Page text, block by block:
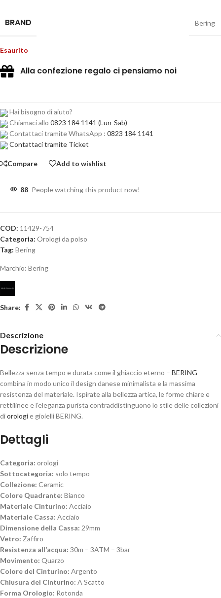
BRAND Bering
Esaurito
Alla confezione regalo ci pensiamo noi
Hai bisogno di aiuto?
Chiamaci allo 0823 184 1141 (Lun-Sab)
Contattaci tramite WhatsApp : 0823 184 1141
Contattaci tramite Ticket
Compare Add to wishlist
88 People watching this product now!
COD: 11429-754
Categoria: Orologi da polso
Tag: Bering
Marchio: Bering
Share:
Descrizione
Descrizione
Bellezza senza tempo e durata come il ghiaccio eterno – BERING
combina in modo unico il design danese minimalista e la massima
resistenza del materiale. Ispirate alla bellezza artica, le forme chiare e
rettilinee e l’eleganza purista contraddistinguono lo stile delle collezioni
diorologie gioielli BERING.
Dettagli
Categoria: orologi
Sottocategoria: solo tempo
Collezione: Ceramic
Colore Quadrante: Bianco
Materiale Cinturino: Acciaio
Materiale Cassa: Acciaio
Dimensione della Cassa: 29mm
Vetro: Zaffiro
Resistenza all’acqua: 30m – 3ATM – 3bar
Movimento: Quarzo
Colore del Cinturino: Argento
Chiusura del Cinturino: A Scatto
Forma Orologio: Rotonda